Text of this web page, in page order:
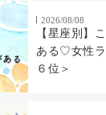
2026/08/08
【星座別】
ある♡女性
６位＞